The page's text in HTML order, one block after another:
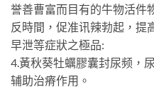
誉善曹富而目有的牛物活件
反時間，促准讯辣勃起，提
早泄等症狀之極品:
4.黃秋葵牡蠣膠囊封尿频，
辅助治瘠作用。